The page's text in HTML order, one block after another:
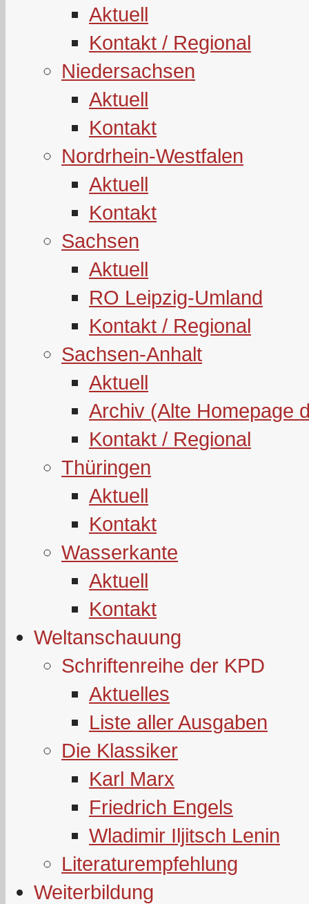
Aktuell
Kontakt / Regional
Niedersachsen
Aktuell
Kontakt
Nordrhein-Westfalen
Aktuell
Kontakt
Sachsen
Aktuell
RO Leipzig-Umland
Kontakt / Regional
Sachsen-Anhalt
Aktuell
Archiv (Alte Homepage
Kontakt / Regional
Thüringen
Aktuell
Kontakt
Wasserkante
Aktuell
Kontakt
Weltanschauung
Schriftenreihe der KPD
Aktuelles
Liste aller Ausgaben
Die Klassiker
Karl Marx
Friedrich Engels
Wladimir Iljitsch Lenin
Literaturempfehlung
Weiterbildung